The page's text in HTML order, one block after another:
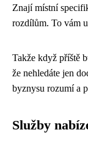
Znají místní
rozdílům. To vám
Takže když příště
že nehledáte jen
byznysu rozumí a
Služby